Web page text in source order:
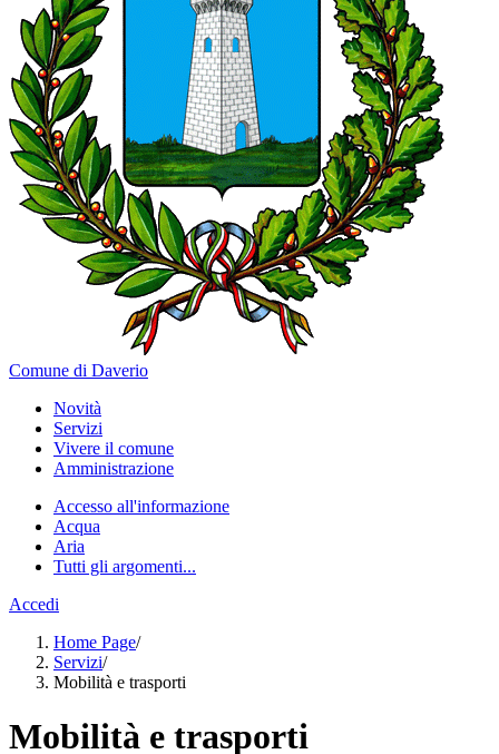
Comune di Daverio
Novità
Servizi
Vivere il comune
Amministrazione
Accesso all'informazione
Acqua
Aria
Tutti gli argomenti...
Accedi
Home Page/
Servizi/
Mobilità e trasporti
Mobilità e trasporti